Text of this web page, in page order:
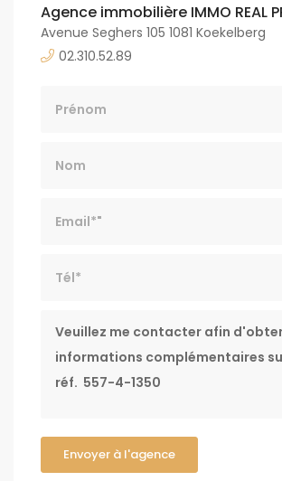
Agence immobilière IMMO REAL
Avenue Seghers 105 1081 Koekelberg
02.310.52.89
Message
Envoyer à l'agence